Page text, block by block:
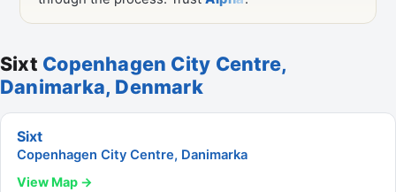
Sixt Copenhagen City Centre,
Danimarka, Denmark
Sixt
Copenhagen City Centre, Danimarka
View Map →